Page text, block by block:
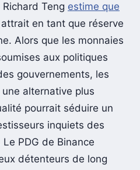
Teng estime que
attrait en tant que réserve
Alors que les monnaies
aux politiques
gouvernements, les
alternative plus
pourrait séduire un
inquiets des
PDG de Binance
détenteurs de long